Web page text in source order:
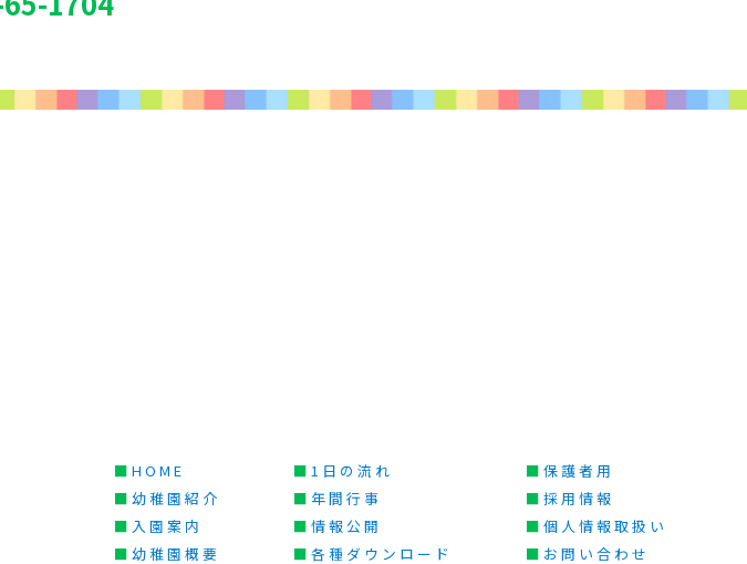
■ HOME
■ 幼稚園紹介
■ 入園案内
■ 幼稚園概要
■ 1日の流れ
■ 年間行事
■ 情報公開
■ 各種ダウンロード
■ 保護者用
■ 採用情報
■ 個人情報取扱い
■ お問い合わせ